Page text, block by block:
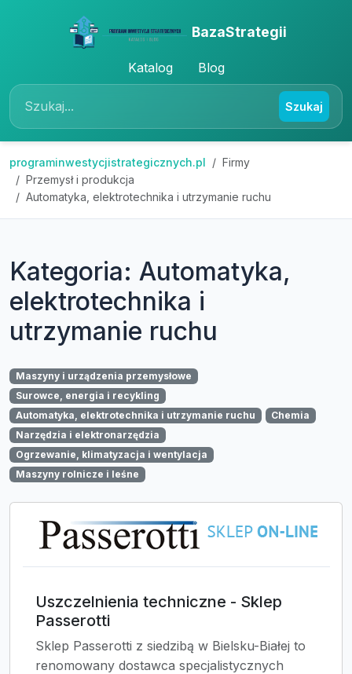
BazaStrategii
Katalog Blog
Szukaj
programinwestycjistrategicznych.pl
Firmy
Przemysł i produkcja
Automatyka, elektrotechnika i utrzymanie ruchu
Kategoria: Automatyka,
elektrotechnika i
utrzymanie ruchu
Maszyny i urządzenia przemysłowe
Surowce, energia i recykling
Automatyka, elektrotechnika i utrzymanie ruchu
Chemia
Narzędzia i elektronarzędzia
Ogrzewanie, klimatyzacja i wentylacja
Maszyny rolnicze i leśne
Uszczelnienia techniczne - Sklep
Passerotti
Sklep Passerotti z siedzibą w Bielsku-Białej to
renomowany dostawca specjalistycznych